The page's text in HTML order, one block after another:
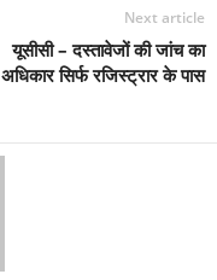
Next article
यूसीसी – दस्तावेजों की जांच का
अधिकार सिर्फ रजिस्ट्रार के पास